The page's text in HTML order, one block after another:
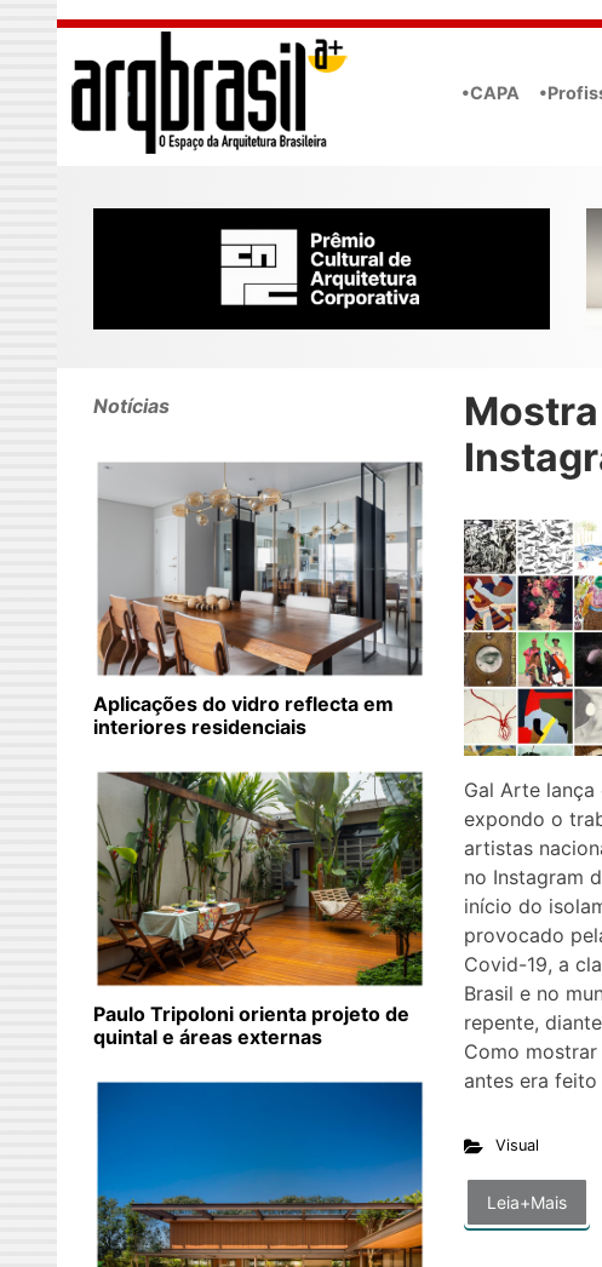
Skip to main content
•CAPA
Gal Arte lança
expondo o
artistas
no Instagram
início do
provocado
Covid-19, a
Brasil e no
repente,
Como
antes era
Visual
Leia+Mais
Notícias
Aplicações do vidro reflecta em
interiores residenciais
Paulo Tripoloni orienta projeto de
quintal e áreas externas